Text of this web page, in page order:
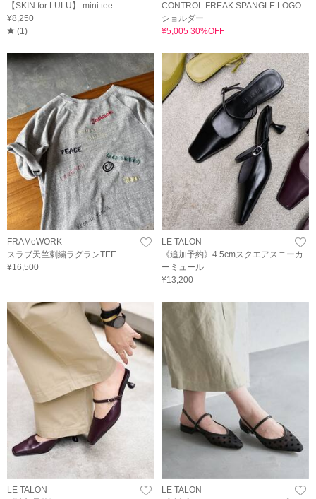
【SKIN for LULU】 mini tee
¥8,250
(1)
CONTROL FREAK SPANGLE LOGO
ショルダー
¥5,005 30%OFF
FRAMeWORK
スラブ天竺刺繍ラグランTEE
¥16,500
LE TALON
《追加予約》4.5cmスクエアスニーカ
ーミュール
¥13,200
LE TALON
LE TALON